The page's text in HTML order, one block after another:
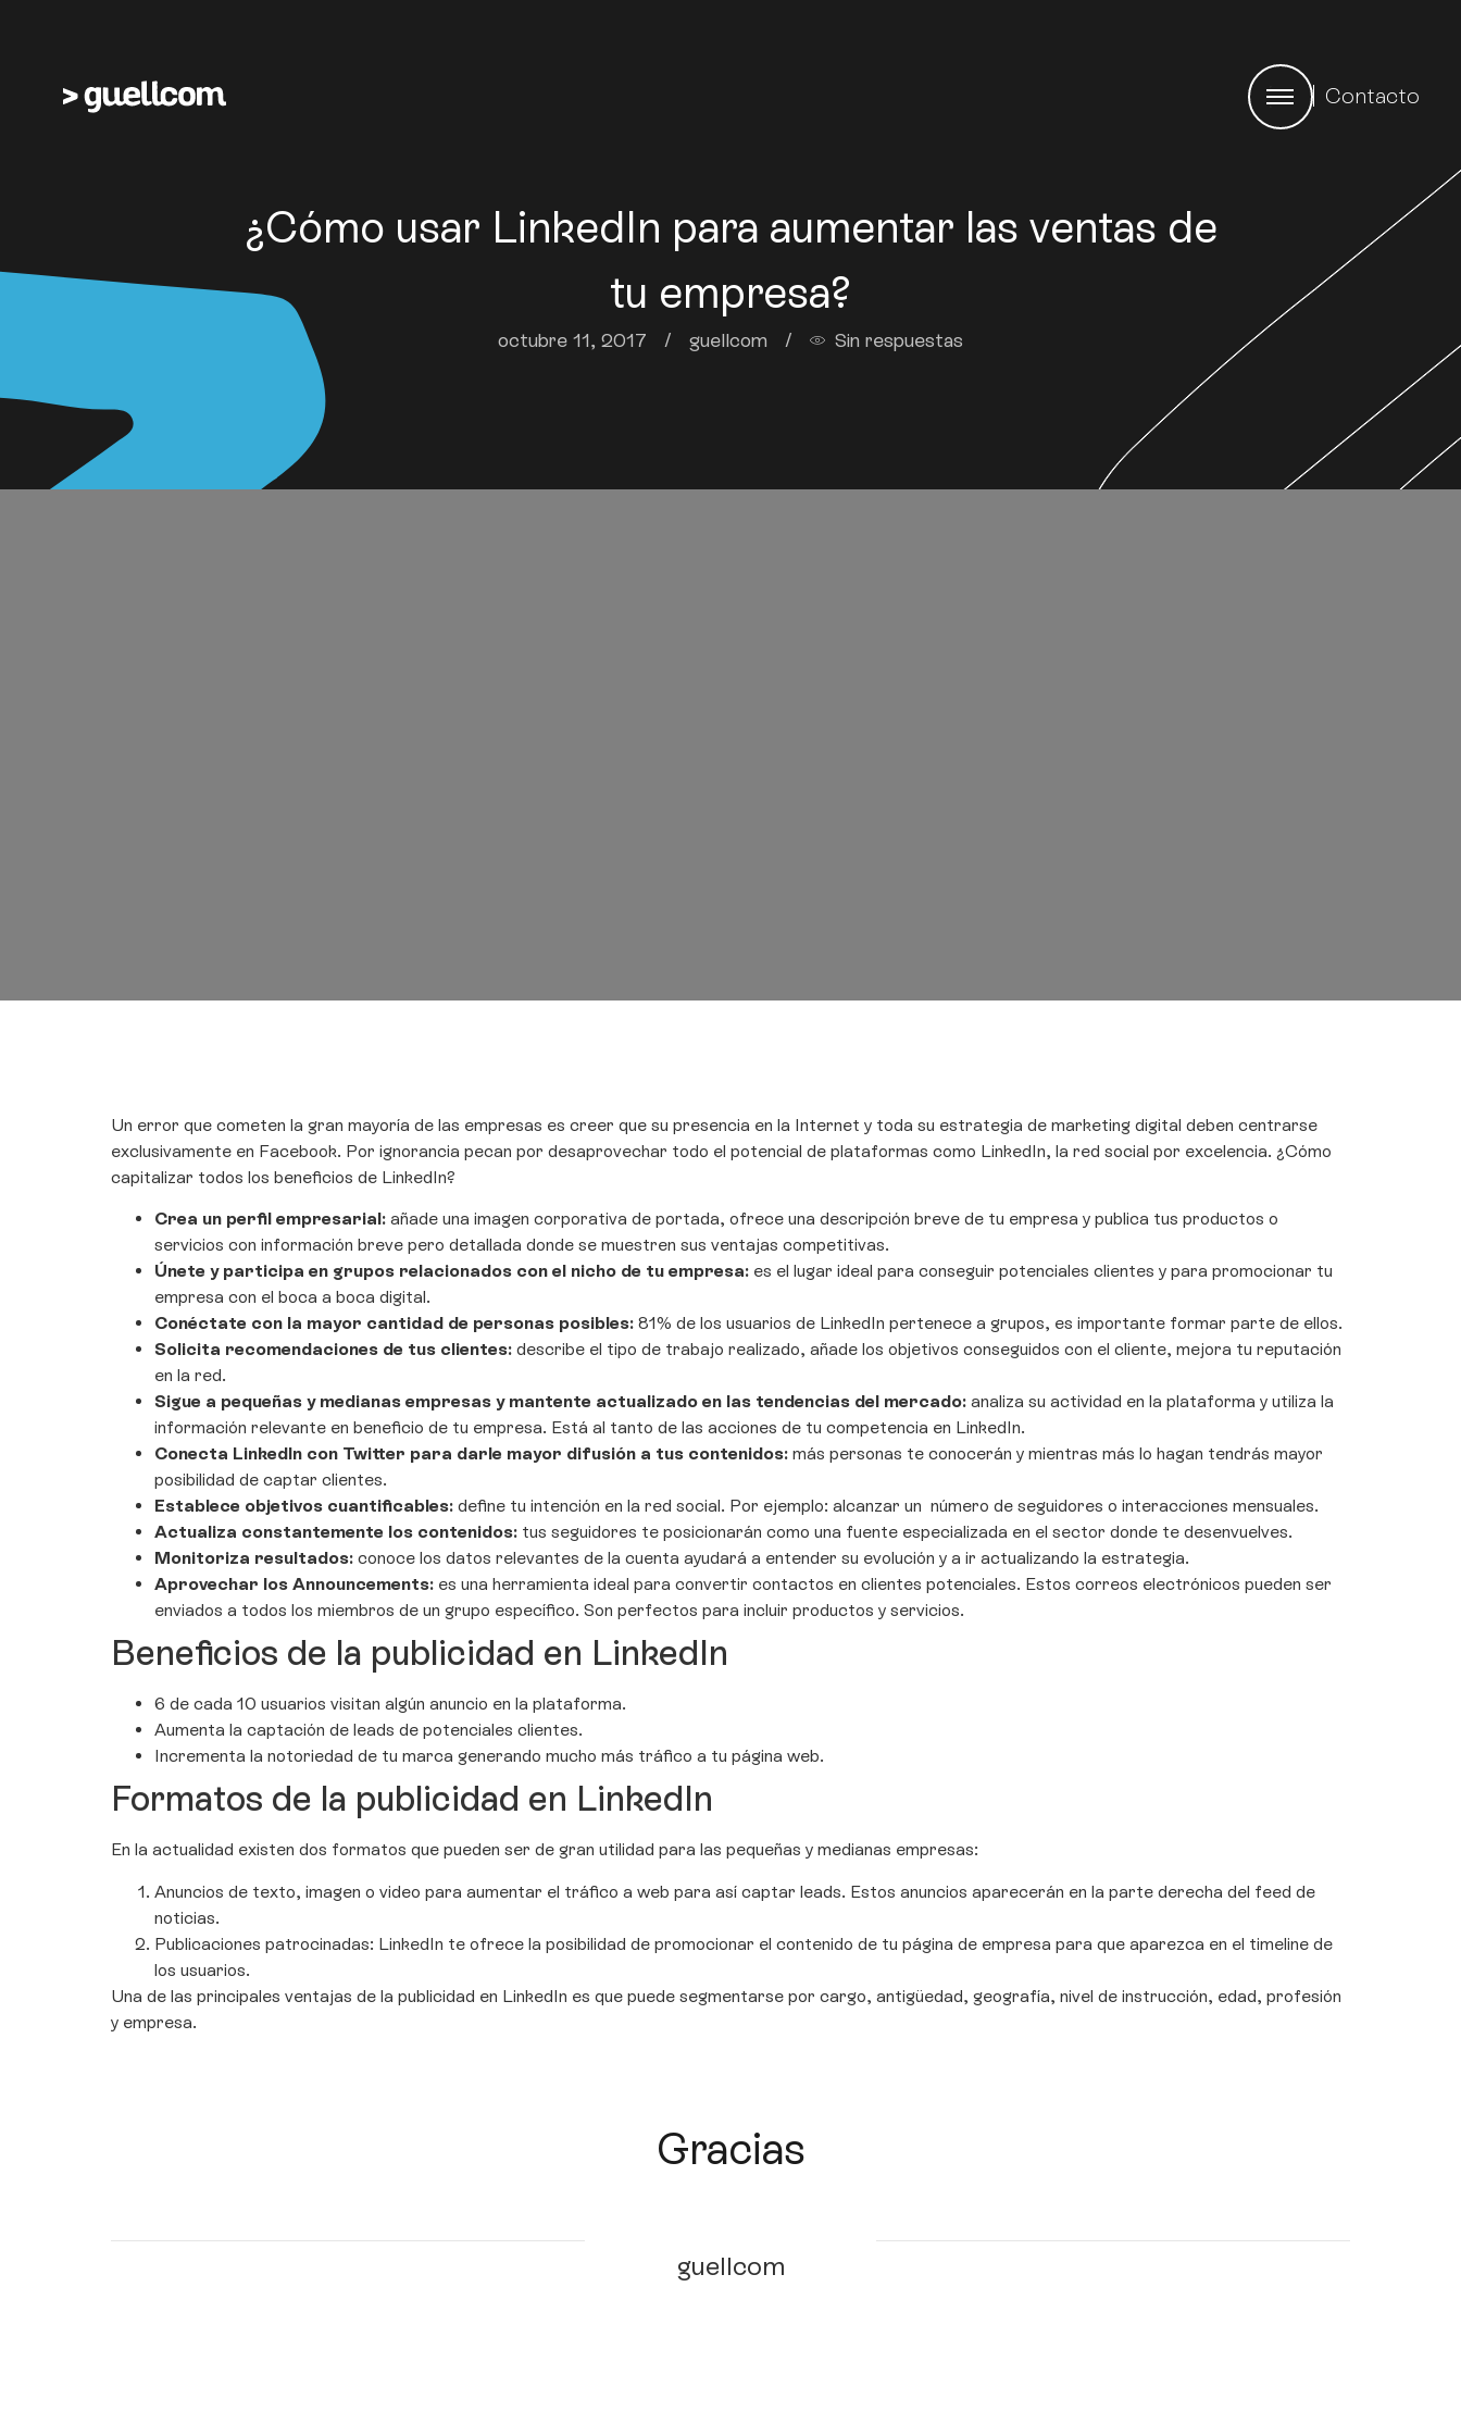
Contacto
¿Cómo usar LinkedIn para aumentar las ventas de
tu empresa?
octubre 11, 2017 / guellcom / Sin respuestas
Un error que cometen la gran mayoría de las empresas es creer que su presencia en la Internet y toda su estrategia de marketing digital deben centrarse
exclusivamente en Facebook. Por ignorancia pecan por desaprovechar todo el potencial de plataformas como LinkedIn, la red social por excelencia. ¿Cómo
capitalizar todos los beneficios de LinkedIn?
Crea un perfil empresarial: añade una imagen corporativa de portada, ofrece una descripción breve de tu empresa y publica tus productos o
servicios con información breve pero detallada donde se muestren sus ventajas competitivas.
Únete y participa en grupos relacionados con el nicho de tu empresa: es el lugar ideal para conseguir potenciales clientes y para promocionar tu
empresa con el boca a boca digital.
Conéctate con la mayor cantidad de personas posibles: 81% de los usuarios de LinkedIn pertenece a grupos, es importante formar parte de ellos.
Solicita recomendaciones de tus clientes: describe el tipo de trabajo realizado, añade los objetivos conseguidos con el cliente, mejora tu reputación
en la red.
Sigue a pequeñas y medianas empresas y mantente actualizado en las tendencias del mercado: analiza su actividad en la plataforma y utiliza la
información relevante en beneficio de tu empresa. Está al tanto de las acciones de tu competencia en LinkedIn.
Conecta LinkedIn con Twitter para darle mayor difusión a tus contenidos: más personas te conocerán y mientras más lo hagan tendrás mayor
posibilidad de captar clientes.
Establece objetivos cuantificables: define tu intención en la red social. Por ejemplo: alcanzar un número de seguidores o interacciones mensuales.
Actualiza constantemente los contenidos: tus seguidores te posicionarán como una fuente especializada en el sector donde te desenvuelves.
Monitoriza resultados: conoce los datos relevantes de la cuenta ayudará a entender su evolución y a ir actualizando la estrategia.
Aprovechar los Announcements: es una herramienta ideal para convertir contactos en clientes potenciales. Estos correos electrónicos pueden ser
enviados a todos los miembros de un grupo específico. Son perfectos para incluir productos y servicios.
Beneficios de la publicidad en LinkedIn
6 de cada 10 usuarios visitan algún anuncio en la plataforma.
Aumenta la captación de leads de potenciales clientes.
Incrementa la notoriedad de tu marca generando mucho más tráfico a tu página web.
Formatos de la publicidad en LinkedIn
En la actualidad existen dos formatos que pueden ser de gran utilidad para las pequeñas y medianas empresas:
Anuncios de texto, imagen o video para aumentar el tráfico a web para así captar leads. Estos anuncios aparecerán en la parte derecha del feed de
noticias.
Publicaciones patrocinadas: LinkedIn te ofrece la posibilidad de promocionar el contenido de tu página de empresa para que aparezca en el timeline de
los usuarios.
Una de las principales ventajas de la publicidad en LinkedIn es que puede segmentarse por cargo, antigüedad, geografía, nivel de instrucción, edad, profesión
y empresa.
Gracias
guellcom